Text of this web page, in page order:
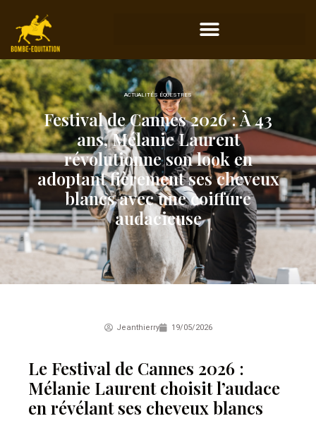
ACTUALITÉS ÉQUESTRES
Festival de Cannes 2026 : À 43
ans, Mélanie Laurent
révolutionne son look en
adoptant fièrement ses cheveux
blancs avec une coiffure
audacieuse
Jeanthierry 19/05/2026
Le Festival de Cannes 2026 :
Mélanie Laurent choisit l’audace
en révélant ses cheveux blancs